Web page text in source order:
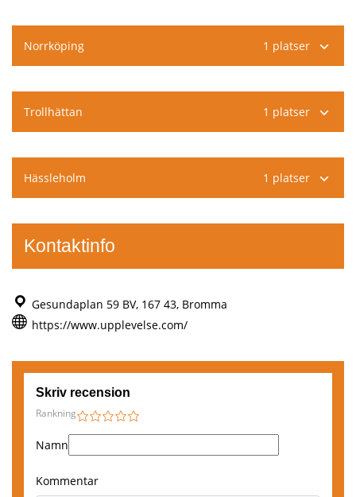
Boka här
,
Boka här
,
Boka här
,
Boka här
,
Norrköping 1 platser
,
Norrköping
Trollhättan 1 platser
,
Trollhättan
Boka här
Hässleholm 1 platser
,
Hässleholm
Boka här
Kontaktinfo
Gesundaplan 59 BV, 167 43, Bromma
https://www.upplevelse.com/
Skriv recension
Rankning 5
4
3
2
1
Namn
Kommentar